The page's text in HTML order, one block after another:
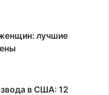
лучшие
в США: 12